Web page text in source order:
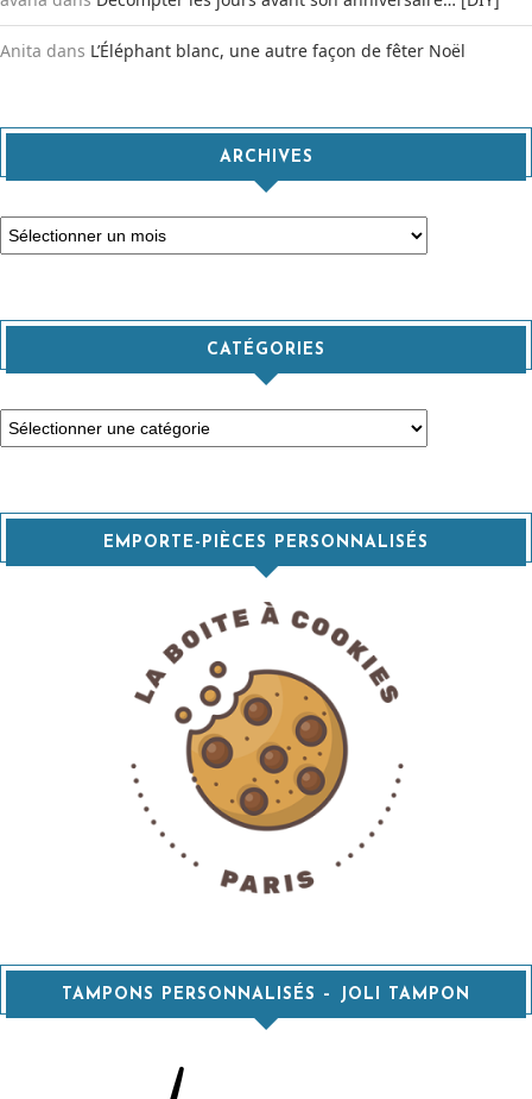
Anita dans L’Éléphant blanc, une autre façon de fêter Noël
ARCHIVES
Archives
CATÉGORIES
Catégories
EMPORTE-PIÈCES PERSONNALISÉS
TAMPONS PERSONNALISÉS – JOLI TAMPON